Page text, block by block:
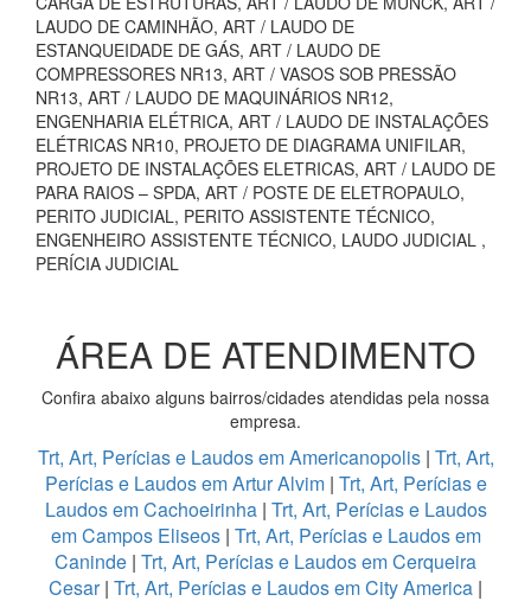
LAUDO DE CAMINHÃO, ART / LAUDO DE
ESTANQUEIDADE DE GÁS, ART / LAUDO DE
COMPRESSORES NR13, ART / VASOS SOB PRESSÃO
NR13, ART / LAUDO DE MAQUINÁRIOS NR12,
ENGENHARIA ELÉTRICA, ART / LAUDO DE INSTALAÇÕES
ELÉTRICAS NR10, PROJETO DE DIAGRAMA UNIFILAR,
PROJETO DE INSTALAÇÕES ELETRICAS, ART / LAUDO DE
PARA RAIOS – SPDA, ART / POSTE DE ELETROPAULO,
PERITO JUDICIAL, PERITO ASSISTENTE TÉCNICO,
ENGENHEIRO ASSISTENTE TÉCNICO, LAUDO JUDICIAL ,
PERÍCIA JUDICIAL
ÁREA DE ATENDIMENTO
Confira abaixo alguns bairros/cidades atendidas pela nossa
empresa.
Trt, Art, Perícias e Laudos em Americanopolis | Trt, Art,
Perícias e Laudos em Artur Alvim | Trt, Art, Perícias e
Laudos em Cachoeirinha| Trt, Art, Perícias e Laudos
em Campos Eliseos | Trt, Art, Perícias e Laudos em
Caninde | Trt, Art, Perícias e Laudos em Cerqueira
Cesar| Trt, Art, Perícias e Laudos em City America |